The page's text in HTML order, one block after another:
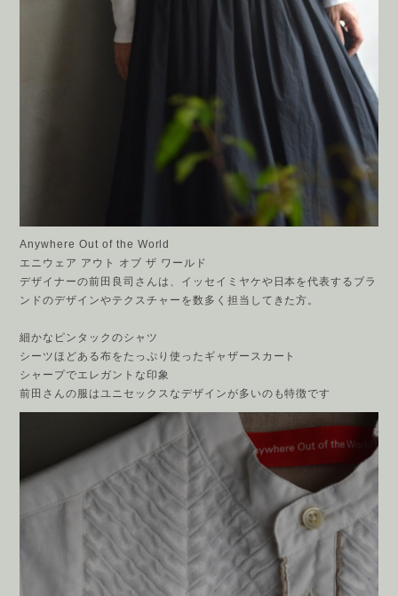
Anywhere Out of the World
エニウェア アウト オブ ザ ワールド
デザイナーの前田良司さんは、 イッセイミヤケや日本を代表するブラ
ンドのデザインやテクスチャーを数多く担当してきた方。
細かなピンタックのシャツ
シーツほどある布をたっぷり使ったギャザースカート
シャープでエレガントな印象
前田さんの服はユニセックスなデザインが多いのも特徴です